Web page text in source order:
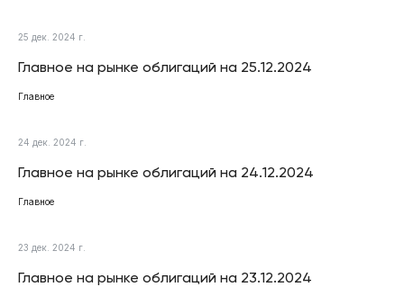
25 дек. 2024 г.
Главное на рынке облигаций на 25.12.2024
Главное
24 дек. 2024 г.
Главное на рынке облигаций на 24.12.2024
Главное
23 дек. 2024 г.
Главное на рынке облигаций на 23.12.2024